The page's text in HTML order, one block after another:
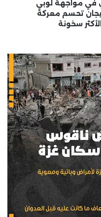
في مواجهة لوبي
تحسم معركة
سخونة